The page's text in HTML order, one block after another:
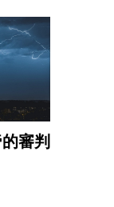
審判